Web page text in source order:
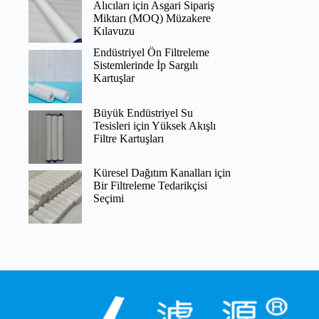
Alıcıları için Asgari Sipariş
Miktarı (MOQ) Müzakere
Kılavuzu
Endüstriyel Ön Filtreleme
Sistemlerinde İp Sargılı
Kartuşlar
Büyük Endüstriyel Su
Tesisleri için Yüksek Akışlı
Filtre Kartuşları
Küresel Dağıtım Kanalları için
Bir Filtreleme Tedarikçisi
Seçimi